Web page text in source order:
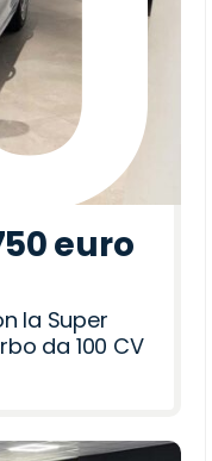
euro
la Super
da 100 CV